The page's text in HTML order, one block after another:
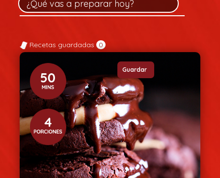
Recetas guardadas 0
Guardar